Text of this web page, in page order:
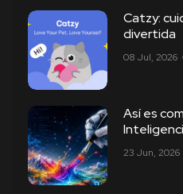
Catzy:
divertida
08 Jul, 2026
Así es
23 Jun, 2026